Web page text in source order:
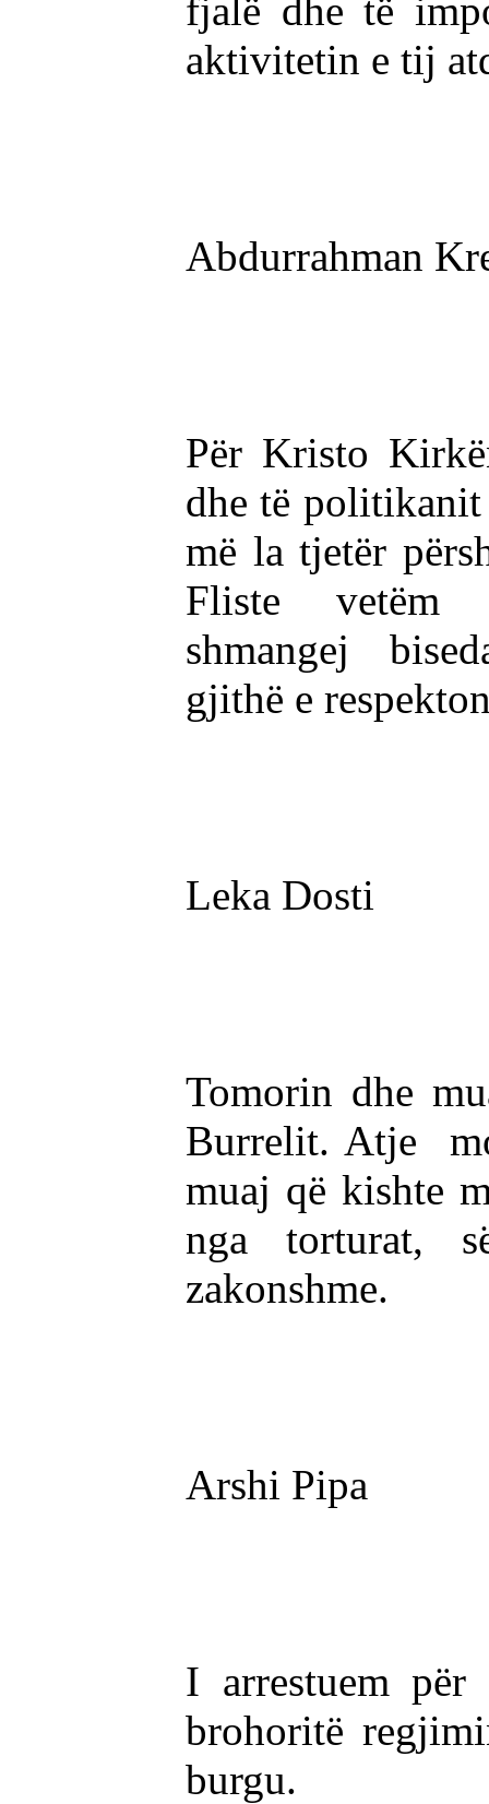
fjalë dhe të
aktivitetin e tij
Abdurrahman
Për Kristo
dhe të
më la tjetër
Fliste
shmangej
gjithë e
Leka Dosti
Tomorin dhe
Burrelit. Atje
muaj që kishte
nga torturat,
Arshi Pipa
I arrestuem
brohoritë
burgu.